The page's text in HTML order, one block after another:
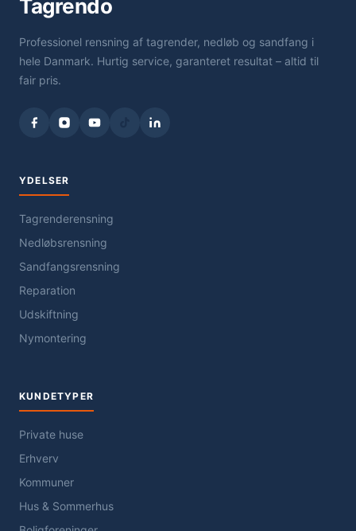
Tagrendo
Professionel rensning af tagrender, nedløb og sandfang i
hele Danmark. Hurtig service, garanteret resultat – altid til
fair pris.
YDELSER
Tagrenderensning
Nedløbsrensning
Sandfangsrensning
Reparation
Udskiftning
Nymontering
KUNDETYPER
Private huse
Erhverv
Kommuner
Hus & Sommerhus